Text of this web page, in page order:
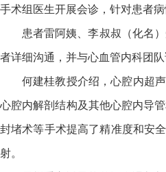
手术组医生开展会诊，针对患者
患者雷阿姨、李叔叔（化名
者详细沟通，并与心血管内科团
何建桂教授介绍，心腔内超
心腔内解剖结构及其他心腔内导
封堵术等手术提高了精准度和安
射。